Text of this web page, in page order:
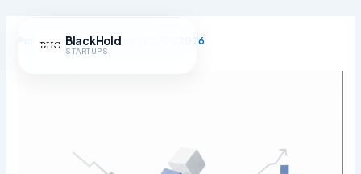
contenido BlackHold
STARTUPS
Por BlackHold Consulting 02/01/2026